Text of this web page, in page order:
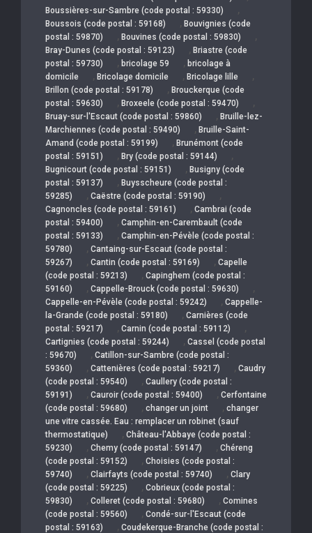
Boussières-sur-Sambre (code postal : 59330) ,
Boussois (code postal : 59168) , Bouvignies (code
postal : 59870)
, Bouvines (code postal : 59830) ,
Bray-Dunes (code postal : 59123) , Briastre (code
postal : 59730)
, bricolage 59 , bricolage à
domicile
, Bricolage domicile , Bricolage lille ,
Brillon (code postal : 59178) , Brouckerque (code
postal : 59630)
, Broxeele (code postal : 59470) ,
Bruay-sur-l'Escaut (code postal : 59860) , Bruille-lez-
Marchiennes (code postal : 59490)
, Bruille-Saint-
Amand (code postal : 59199)
, Brunémont (code
postal : 59151)
, Bry (code postal : 59144) ,
Bugnicourt (code postal : 59151) , Busigny (code
postal : 59137)
, Buysscheure (code postal :
59285)
, Caëstre (code postal : 59190) ,
Cagnoncles (code postal : 59161) , Cambrai (code
postal : 59400)
, Camphin-en-Carembault (code
postal : 59133)
, Camphin-en-Pévèle (code postal :
59780)
, Cantaing-sur-Escaut (code postal :
59267)
, Cantin (code postal : 59169) , Capelle
(code postal : 59213)
, Capinghem (code postal :
59160)
, Cappelle-Brouck (code postal : 59630) ,
Cappelle-en-Pévèle (code postal : 59242) , Cappelle-
la-Grande (code postal : 59180)
, Carnières (code
postal : 59217)
, Carnin (code postal : 59112) ,
Cartignies (code postal : 59244) , Cassel (code postal
: 59670)
, Catillon-sur-Sambre (code postal :
59360)
, Cattenières (code postal : 59217) , Caudry
(code postal : 59540)
, Caullery (code postal :
59191)
, Cauroir (code postal : 59400) , Cerfontaine
(code postal : 59680)
, changer un joint , changer
une vitre cassée. Eau : remplacer un robinet (sauf
thermostatique)
, Château-l'Abbaye (code postal :
59230)
, Chemy (code postal : 59147) , Chéreng
(code postal : 59152)
, Choisies (code postal :
59740)
, Clairfayts (code postal : 59740) , Clary
(code postal : 59225)
, Cobrieux (code postal :
59830)
, Colleret (code postal : 59680) , Comines
(code postal : 59560)
, Condé-sur-l'Escaut (code
postal : 59163)
, Coudekerque-Branche (code postal :